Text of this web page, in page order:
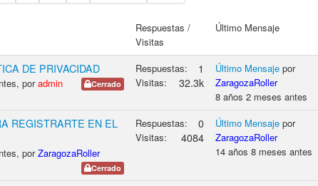
Respuestas /
Visitas
Último Mensaje
DE PRIVACIDAD
poradmin Cerrado
Respuestas: 1
Visitas: 32.3k
Último Mensaje por
ZaragozaRoller
8 años 2 meses antes
REGISTRARTE EN EL
porZaragozaRoller
Cerrado
Respuestas: 0
Visitas: 4084
Último Mensaje por
ZaragozaRoller
14 años 8 meses antes